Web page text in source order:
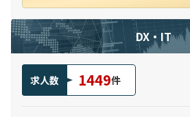
DX・IT
求人数 1449件